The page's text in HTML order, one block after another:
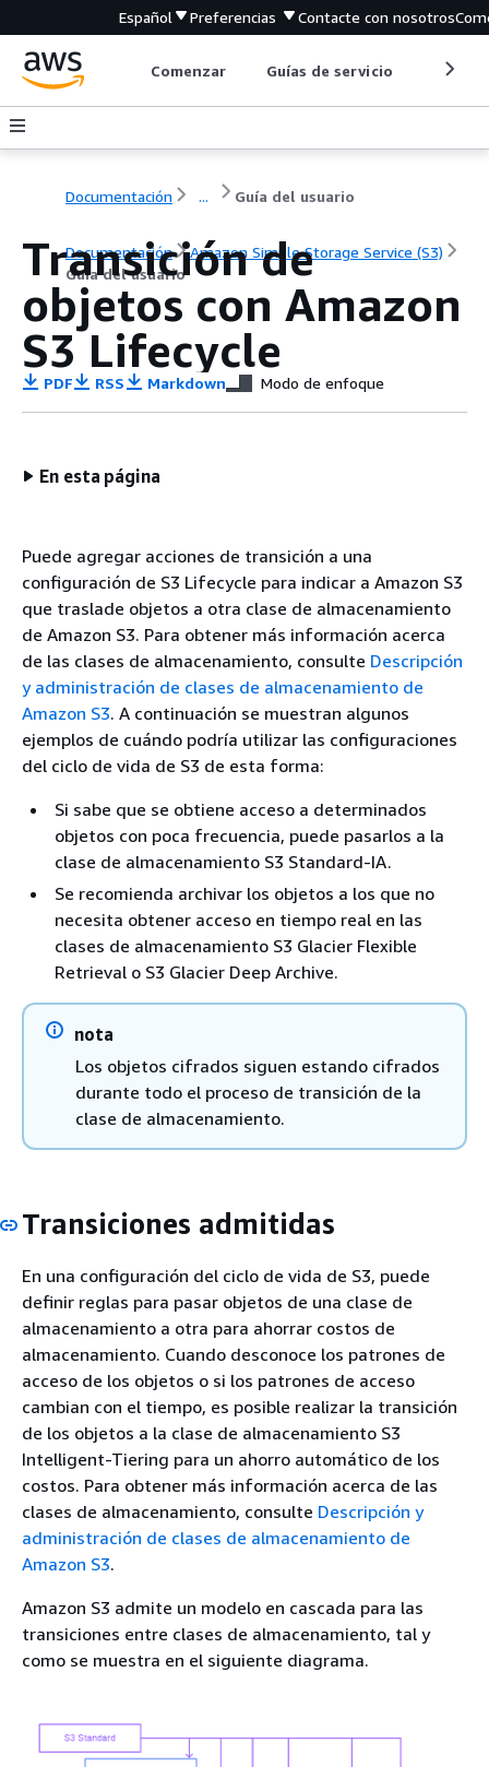
Español Preferencias Contacte con nosotros
Comenzar Guías de servicio
Documentación ... Guía del usuario
Documentación
Amazon Simple Storage Service (S3)
Guía del usuario
Transición de
objetos con Amazon
S3 Lifecycle
PDF RSS Markdown Modo de enfoque
En esta página
Puede agregar acciones de transición a una
configuración de S3 Lifecycle para indicar a Amazon S3
que traslade objetos a otra clase de almacenamiento
de Amazon S3. Para obtener más información acerca
de las clases de almacenamiento, consulte Descripción
y administración de clases de almacenamiento de
Amazon S3. A continuación se muestran algunos
ejemplos de cuándo podría utilizar las configuraciones
del ciclo de vida de S3 de esta forma:
Si sabe que se obtiene acceso a determinados
objetos con poca frecuencia, puede pasarlos a la
clase de almacenamiento S3 Standard-IA.
Se recomienda archivar los objetos a los que no
necesita obtener acceso en tiempo real en las
clases de almacenamiento S3 Glacier Flexible
Retrieval o S3 Glacier Deep Archive.
nota
Los objetos cifrados siguen estando cifrados
durante todo el proceso de transición de la
clase de almacenamiento.
Transiciones admitidas
En una configuración del ciclo de vida de S3, puede
definir reglas para pasar objetos de una clase de
almacenamiento a otra para ahorrar costos de
almacenamiento. Cuando desconoce los patrones de
acceso de los objetos o si los patrones de acceso
cambian con el tiempo, es posible realizar la transición
de los objetos a la clase de almacenamiento S3
Intelligent-Tiering para un ahorro automático de los
costos. Para obtener más información acerca de las
clases de almacenamiento, consulte Descripción y
administración de clases de almacenamiento de
Amazon S3.
Amazon S3 admite un modelo en cascada para las
transiciones entre clases de almacenamiento, tal y
como se muestra en el siguiente diagrama.